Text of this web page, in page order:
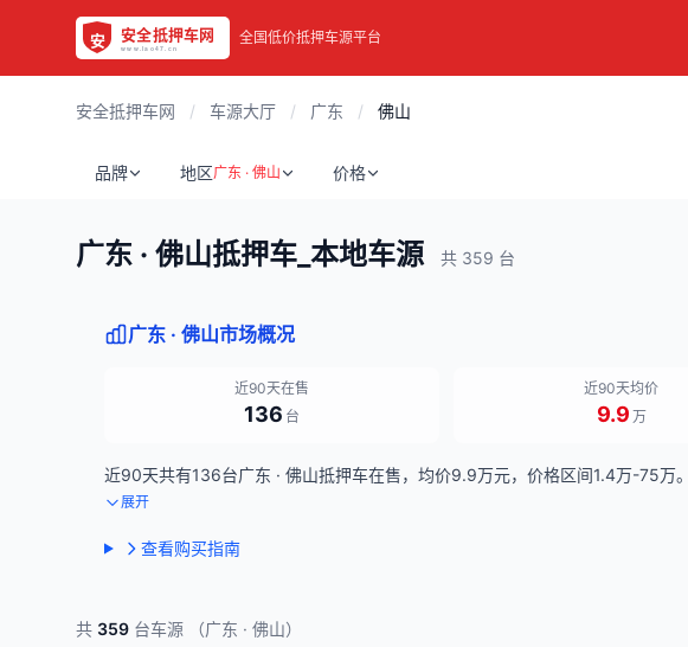
全国低价抵押车源平台
安全抵押车网 / 车源大厅 / 广东 / 佛山
品牌 地区广东 · 佛山 价格
广东 · 佛山抵押车_本地车源 共 359 台
广东 · 佛山市场概况
近90天在售
136 台
近90天均价
9.9 万
近90天共有136台广东 · 佛山抵押车在售，均价9.9万元，价格区间1.4万-75万
展开
查看购买指南
共 359 台车源 （广东 · 佛山）